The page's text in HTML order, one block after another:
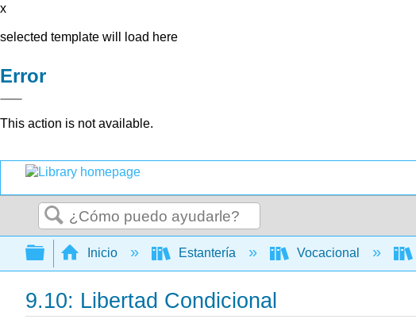
x
selected template will load here
Error
This action is not available.
Buscar
Expandir/contraer jerarquía global
Inicio Estantería Vocacional
9.10: Libertad Condicional